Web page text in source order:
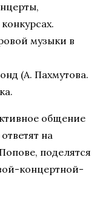
музыки в
(А. Пахмутова.
общение
на
поделятся
концертной-